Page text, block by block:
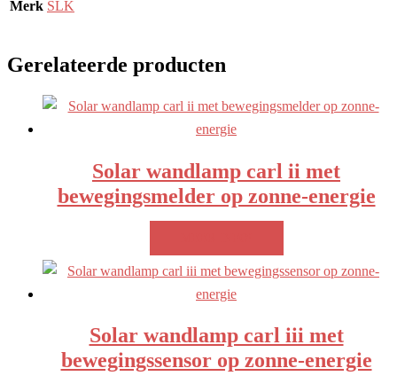
Merk SLK
Gerelateerde producten
Solar wandlamp carl ii met
bewegingsmelder op zonne-energie
Solar wandlamp carl iii met
bewegingssensor op zonne-energie